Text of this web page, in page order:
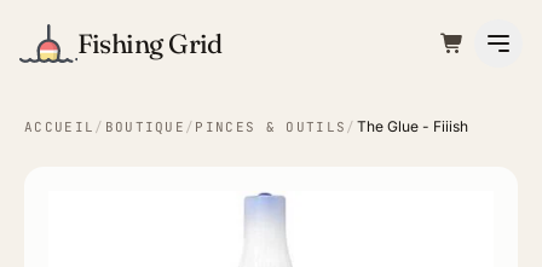
Fishing Grid
ACCUEIL / BOUTIQUE / PINCES & OUTILS / The Glue - Fiiish